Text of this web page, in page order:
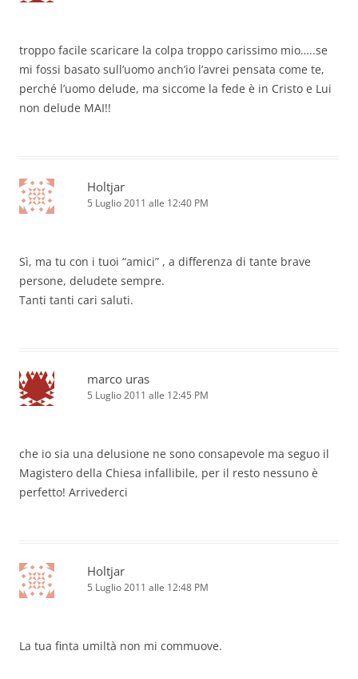
troppo facile scaricare la colpa troppo carissimo mio…..se
mi fossi basato sull’uomo anch’io l’avrei pensata come te,
perché l’uomo delude, ma siccome la fede è in Cristo e Lui
non delude MAI!!
Holtjar
5 Luglio 2011 alle 12:40 PM
Sì, ma tu con i tuoi “amici” , a differenza di tante brave
persone, deludete sempre.
Tanti tanti cari saluti.
marco uras
5 Luglio 2011 alle 12:45 PM
che io sia una delusione ne sono consapevole ma seguo il
Magistero della Chiesa infallibile, per il resto nessuno è
perfetto! Arrivederci
Holtjar
5 Luglio 2011 alle 12:48 PM
La tua finta umiltà non mi commuove.